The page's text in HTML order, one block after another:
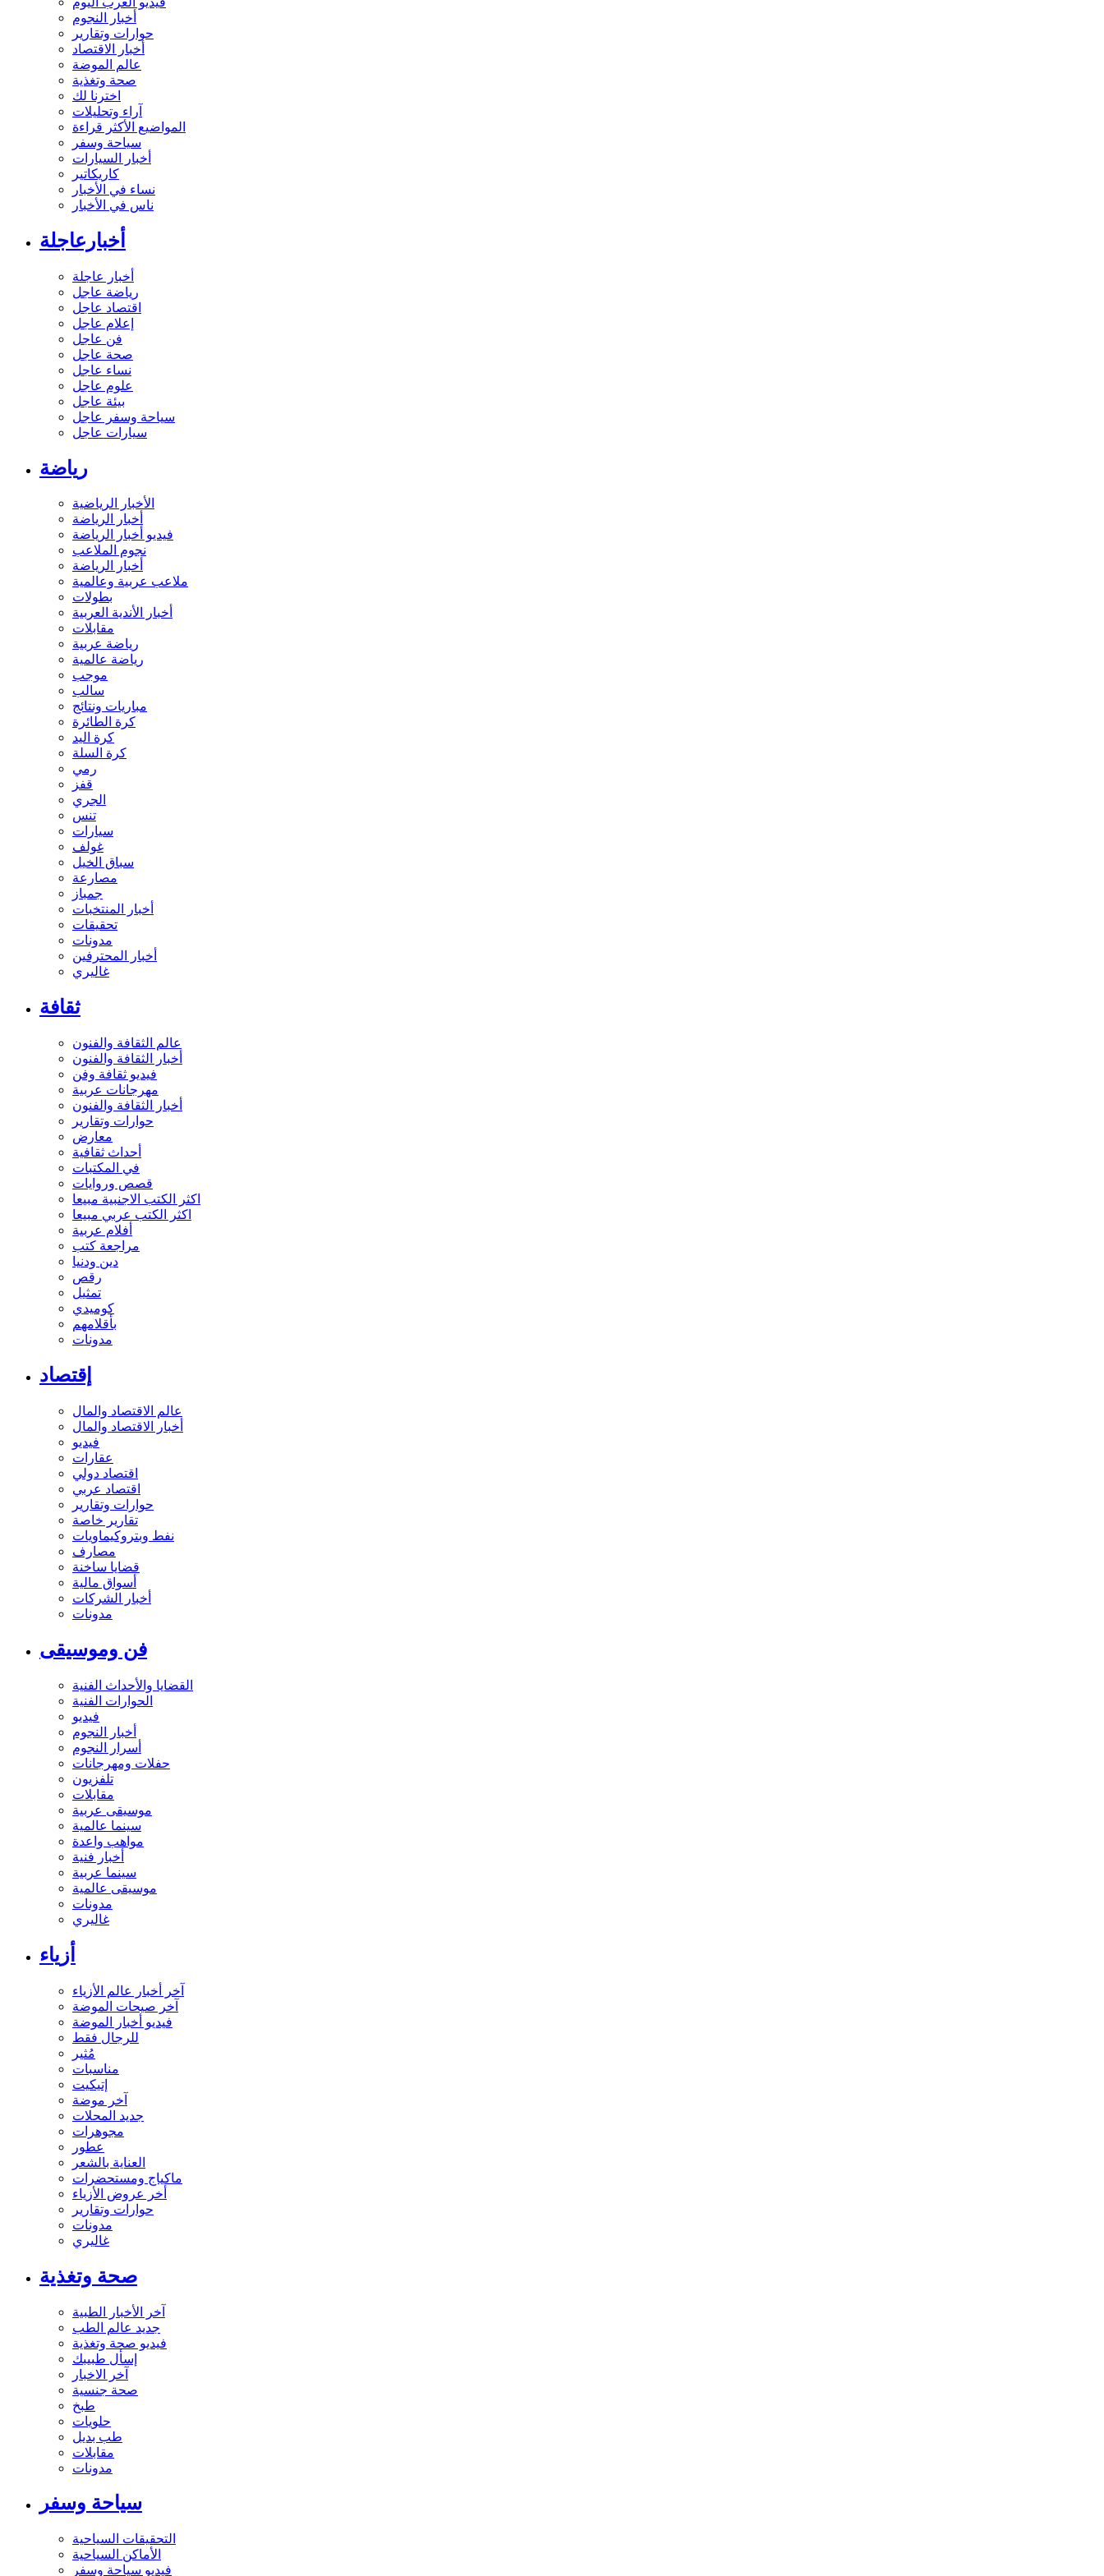
أخبار النجوم
حوارات وتقارير
أخبار الاقتصاد
عالم الموضة
صحة وتغذية
اخترنا لك
آراء وتحليلات
المواضيع الأكثر قراءة
سياحة وسفر
أخبار السيارات
كاريكاتير
نساء في الأخبار
ناس في الأخبار
أخبارعاجلة
أخبار عاجلة
رياضة عاجل
اقتصاد عاجل
إعلام عاجل
فن عاجل
صحة عاجل
نساء عاجل
علوم عاجل
بيئة عاجل
سياحة وسفر عاجل
سيارات عاجل
رياضة
الأخبار الرياضية
أخبار الرياضة
فيديو أخبار الرياضة
نجوم الملاعب
أخبار الرياضة
ملاعب عربية وعالمية
بطولات
أخبار الأندية العربية
مقابلات
رياضة عربية
رياضة عالمية
موجب
سالب
مباريات ونتائج
كرة الطائرة
كرة اليد
كرة السلة
رمي
قفز
الجري
تنس
سيارات
غولف
سباق الخيل
مصارعة
جمباز
أخبار المنتخبات
تحقيقات
مدونات
أخبار المحترفين
غاليري
ثقافة
عالم الثقافة والفنون
أخبار الثقافة والفنون
فيديو ثقافة وفن
مهرجانات عربية
أخبار الثقافة والفنون
حوارات وتقارير
معارض
أحداث ثقافية
في المكتبات
قصص وروايات
اكثر الكتب الاجنبية مبيعا
اكثر الكتب عربي مبيعا
أفلام عربية
مراجعة كتب
دين ودنيا
رقص
تمثيل
كوميدي
بأقلامهم
مدونات
إقتصاد
عالم الاقتصاد والمال
أخبار الاقتصاد والمال
فيديو
عقارات
اقتصاد دولي
اقتصاد عربي
حوارات وتقارير
تقارير خاصة
نفط وبتروكيماويات
مصارف
قضايا ساخنة
أسواق مالية
أخبار الشركات
مدونات
فن وموسيقى
القضايا والأحداث الفنية
الحوارات الفنية
فيديو
أخبار النجوم
أسرار النجوم
حفلات ومهرجانات
تلفزيون
مقابلات
موسيقى عربية
سينما عالمية
مواهب واعدة
أخبار فنية
سينما عربية
موسيقى عالمية
مدونات
غاليري
أزياء
آخر أخبار عالم الأزياء
آخر صيحات الموضة
فيديو أخبار الموضة
للرجال فقط
مُثير
مناسبات
إتيكيت
آخر موضة
جديد المحلات
مجوهرات
عطور
العناية بالشعر
ماكياج ومستحضرات
أخر عروض الأزياء
حوارات وتقارير
مدونات
غاليري
صحة وتغذية
آخر الأخبار الطبية
جديد عالم الطب
فيديو صحة وتغذية
إسأل طبيبك
آخر الاخبار
صحة جنسية
طبخ
حلويات
طب بديل
مقابلات
مدونات
سياحة وسفر
التحقيقات السياحية
الأماكن السياحية
فيديو سياحة وسفر